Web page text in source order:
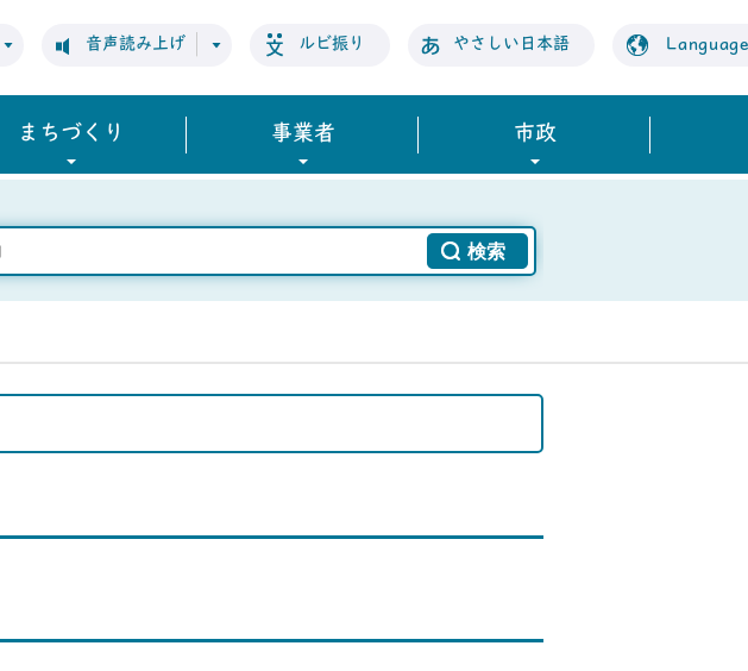
音声読み上げ ルビ振り やさしい日本語 Language
まちづくり 事業者 市政